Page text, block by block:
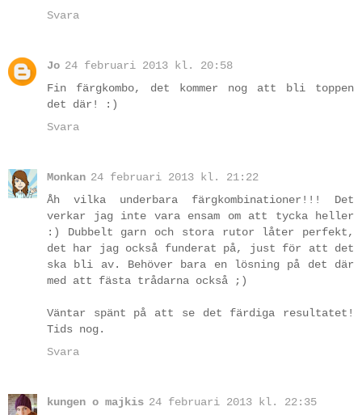
Svara
Jo 24 februari 2013 kl. 20:58
Fin färgkombo, det kommer nog att bli toppen
det där! :)
Svara
Monkan 24 februari 2013 kl. 21:22
Åh vilka underbara färgkombinationer!!! Det
verkar jag inte vara ensam om att tycka heller
:) Dubbelt garn och stora rutor låter perfekt,
det har jag också funderat på, just för att det
ska bli av. Behöver bara en lösning på det där
med att fästa trådarna också ;)
Väntar spänt på att se det färdiga resultatet!
Tids nog.
Svara
kungen o majkis 24 februari 2013 kl. 22:35